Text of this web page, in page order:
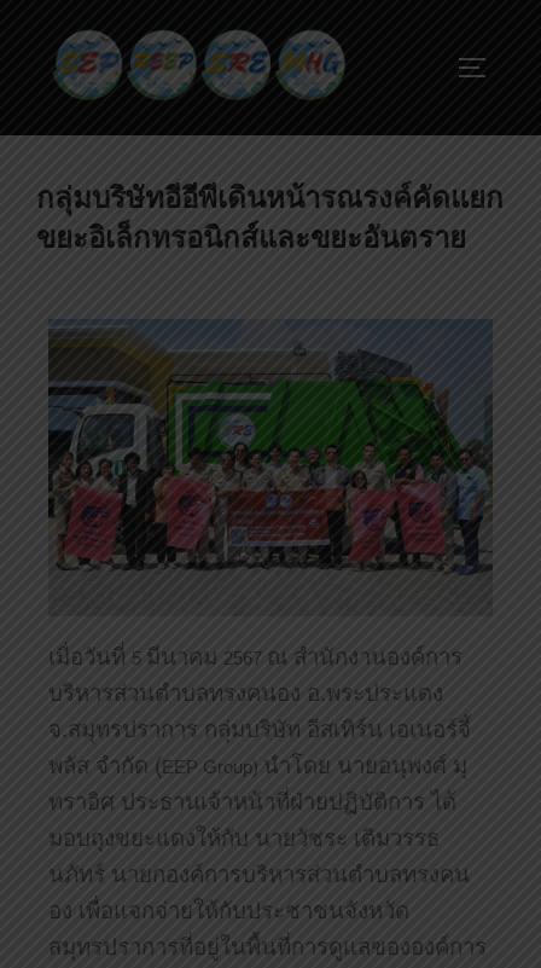
กลุ่มบริษัทอีอีพีเดินหน้ารณรงค์คัดแยก
ขยะอิเล็กทรอนิกส์และขยะอันตราย
เมื่อวันที่ 5 มีนาคม 2567 ณ สำนักงานองค์การ
บริหารส่วนตำบลทรงคนอง อ.พระประแดง
จ.สมุทรปราการ กลุ่มบริษัท อีสเทิร์น เอเนอร์จี้
พลัส จำกัด ( EEP Group) นำโดย นายอนุพงศ์ มุ
ทราอิศ ประธานเจ้าหน้าที่ฝ่ายปฏิบัติการ ได้
มอบถุงขยะแดงให้กับ นายวัชระ เติมวรรธ
นภัทร์ นายกองค์การบริหารส่วนตำบลทรงคน
อง เพื่อแจกจ่ายให้กับประชาชนจังหวัด
สมุทรปราการที่อยู่ในพื้นที่การดูแลขององค์การ